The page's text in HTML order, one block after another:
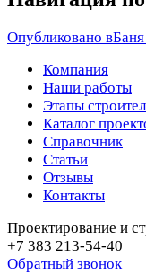
Опубликовано в
Компания
Наши работы
Этапы
Каталог
Справочник
Статьи
Отзывы
Контакты
Проектирование и
+7 383 213-54-40
Обратный звонок